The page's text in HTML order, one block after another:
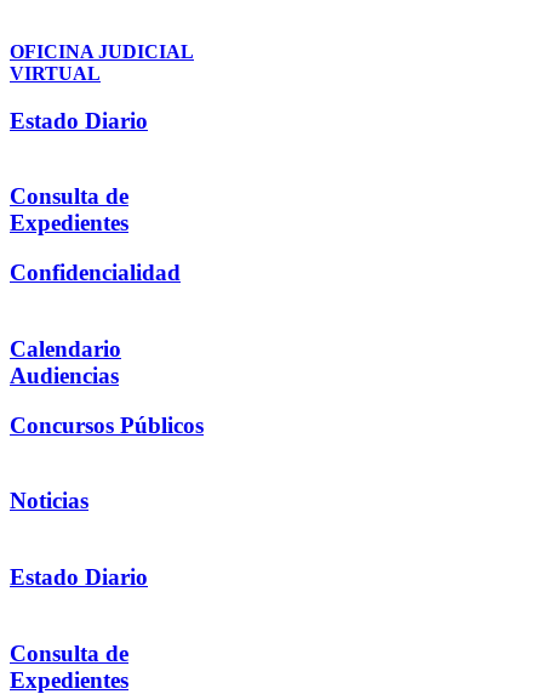
OFICINA JUDICIAL
VIRTUAL
Estado Diario
Consulta de
Expedientes
Confidencialidad
Calendario
Audiencias
Concursos Públicos
Noticias
Estado Diario
Consulta de
Expedientes